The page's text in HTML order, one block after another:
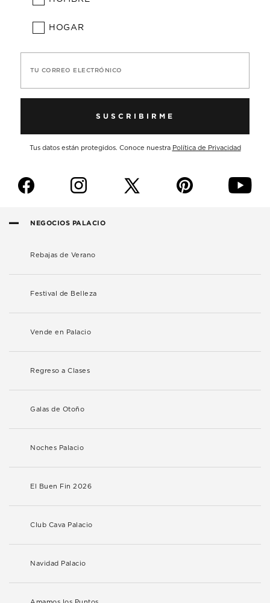
HOGAR
TU CORREO ELECTRÓNICO
SUSCRIBIRME
Tus datos están protegidos. Conoce nuestra Política de Privacidad
f i p y
NEGOCIOS PALACIO
Rebajas de Verano
Festival de Belleza
Vende en Palacio
Regreso a Clases
Galas de Otoño
Noches Palacio
El Buen Fin 2026
Club Cava Palacio
Navidad Palacio